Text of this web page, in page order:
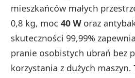
mieszkańców małych
0,8 kg, moc40 Woraz
skuteczności 99,99%
pranie osobistych ubrań bez
korzystania z dużych maszyn.